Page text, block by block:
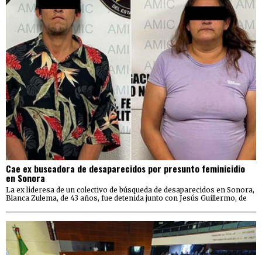
Cae ex buscadora de desaparecidos por presunto feminicidio
en Sonora
La ex lideresa de un colectivo de búsqueda de desaparecidos en Sonora,
Blanca Zulema, de 43 años, fue detenida junto con Jesús Guillermo, de